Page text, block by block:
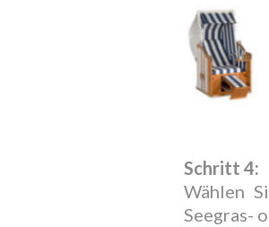
Schritt 4:
Wählen
Seegras-